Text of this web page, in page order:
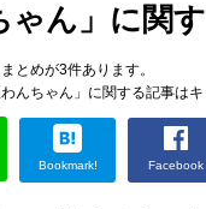
ゃん」に関
とめが3件あります。
んちゃん」に関する記事は
Bookmark! Facebook